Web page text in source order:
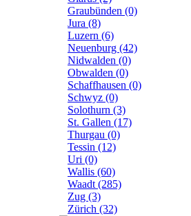
Graubünden (0)
Jura (8)
Luzern (6)
Neuenburg (42)
Nidwalden (0)
Obwalden (0)
Schaffhausen (0)
Schwyz (0)
Solothurn (3)
St. Gallen (17)
Thurgau (0)
Tessin (12)
Uri (0)
Wallis (60)
Waadt (285)
Zug (3)
Zürich (32)